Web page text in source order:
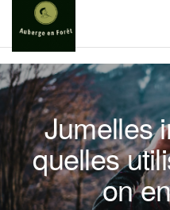
content
Jumelles
quelles
on